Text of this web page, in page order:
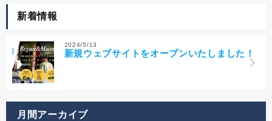
新着情報
2024/5/13
新規ウェブサイトをオープンいたしました！
月間アーカイブ